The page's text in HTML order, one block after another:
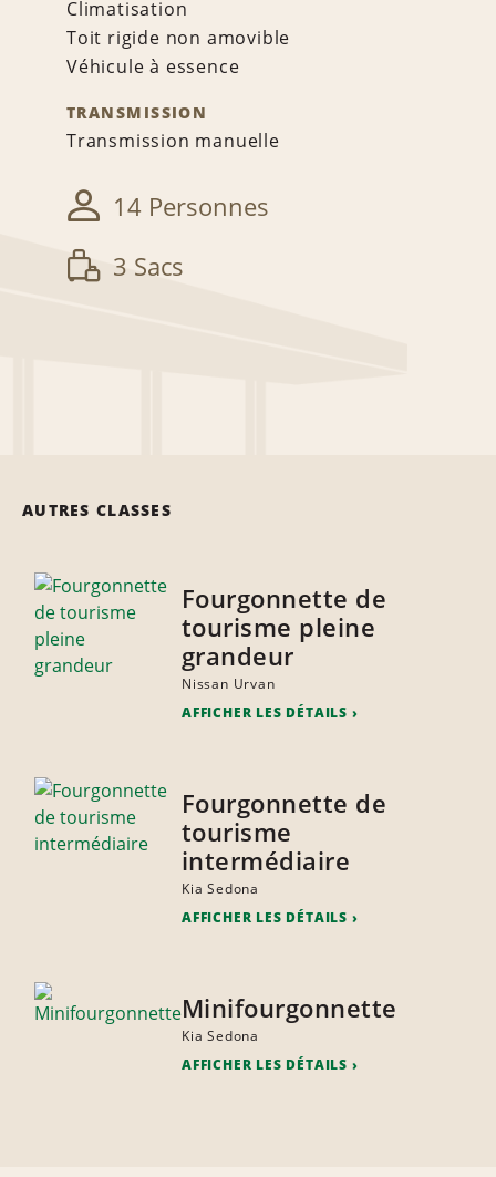
Climatisation
Toit rigide non amovible
Véhicule à essence
TRANSMISSION
Transmission manuelle
14 Personnes
3 Sacs
AUTRES CLASSES
Fourgonnette de
tourisme pleine
grandeur
Nissan Urvan
AFFICHER LES DÉTAILS
Fourgonnette de
tourisme
intermédiaire
Kia Sedona
AFFICHER LES DÉTAILS
Minifourgonnette
Kia Sedona
AFFICHER LES DÉTAILS